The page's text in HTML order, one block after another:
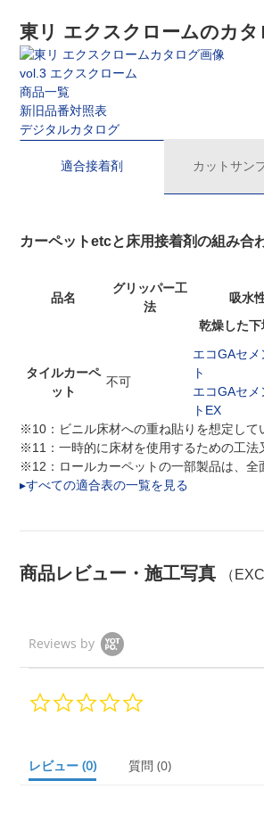
東リ エクスクロームのカタ
vol.3 エクスクローム
商品一覧
新旧品番対照表
デジタルカタログ
適合接着剤 カットサン
カーペットetcと床用接着剤の組み合
品名
グリッパー工
法
吸水
乾燥した下
タイルカーペ
ット
不可
エコGAセメ
ト
エコGAセメ
トEX
※10：ビニル床材への重ね貼りを想定して
※11：一時的に床材を使用するための工法
※12：ロールカーペットの一部製品は、全
▸すべての適合表の一覧を見る
商品レビュー・施工写真 （
Reviews by
a
r
レビュー (0) 質問 (0)